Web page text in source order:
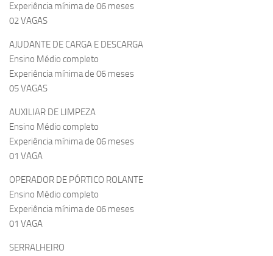
Experiência mínima de 06 meses
02 VAGAS
AJUDANTE DE CARGA E DESCARGA
Ensino Médio completo
Experiência mínima de 06 meses
05 VAGAS
AUXILIAR DE LIMPEZA
Ensino Médio completo
Experiência mínima de 06 meses
01 VAGA
OPERADOR DE PÓRTICO ROLANTE
Ensino Médio completo
Experiência mínima de 06 meses
01 VAGA
SERRALHEIRO